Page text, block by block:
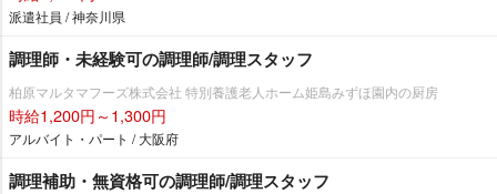
派遣社員 / 神奈川県
調理師・未経験可の調理師/調理スタッフ
柏原マルタマフーズ株式会社 特別養護老人ホーム姫島みずほ園内の厨房
時給1,200円～1,300円
アルバイト・パート / 大阪府
調理補助・無資格可の調理師/調理スタッフ